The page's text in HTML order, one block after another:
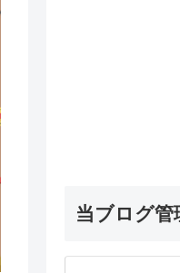
当ブログ